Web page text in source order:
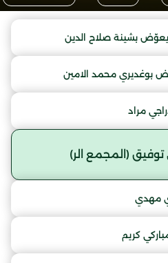
بشينة صلاح الدين
بوغديري محمد الامين
مراد
(المجمع الر)
مهدي
كريم